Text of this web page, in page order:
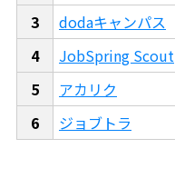
dodaキャンパス
JobSpring Scout
アカリク
ジョブトラ